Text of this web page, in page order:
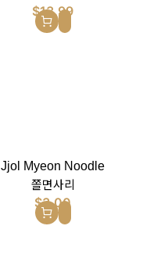
$13.99
Jjol Myeon Noodle
쫄면사리
$3.00